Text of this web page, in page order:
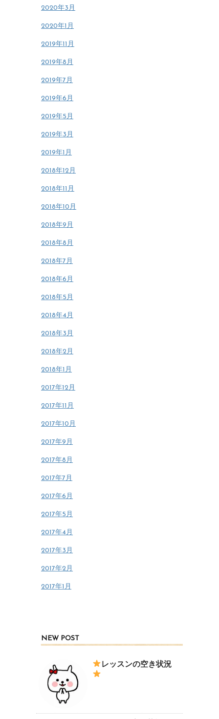
2020年3月
2020年1月
2019年11月
2019年8月
2019年7月
2019年6月
2019年5月
2019年3月
2019年1月
2018年12月
2018年11月
2018年10月
2018年9月
2018年8月
2018年7月
2018年6月
2018年5月
2018年4月
2018年3月
2018年2月
2018年1月
2017年12月
2017年11月
2017年10月
2017年9月
2017年8月
2017年7月
2017年6月
2017年5月
2017年4月
2017年3月
2017年2月
2017年1月
NEW POST
レッスンの空き状況